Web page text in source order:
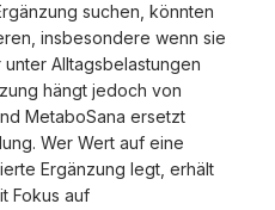
suchen, könnten
insbesondere wenn sie
Alltagsbelastungen
hängt jedoch von
MetaboSana ersetzt
Wer Wert auf eine
Ergänzung legt, erhält
Fokus auf